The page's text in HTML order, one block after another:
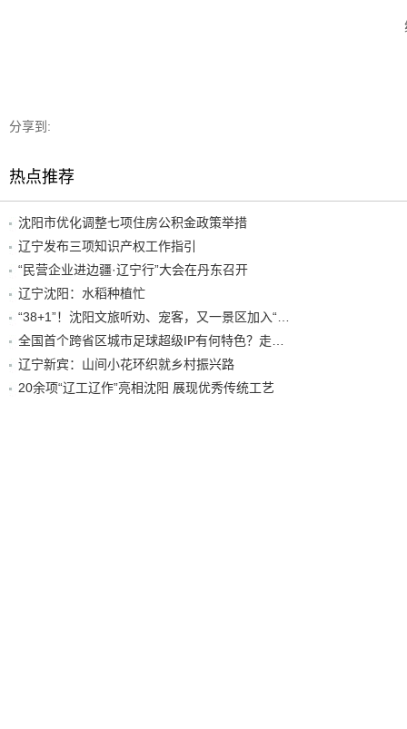
分享到:
热点推荐
沈阳市优化调整七项住房公积金政策举措
辽宁发布三项知识产权工作指引
“民营企业进边疆·辽宁行”大会在丹东召开
辽宁沈阳：水稻种植忙
辽宁新宾：山间小花环织就乡村振兴路
20余项“辽工辽作”亮相沈阳 展现优秀传统工艺